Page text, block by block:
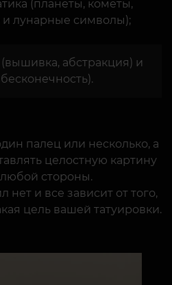
(планеты, кометы,
и лунарные символы);
абстракция) и
палец или несколько, а
целостную картину
любой стороны.
и все зависит от того,
цель вашей татуировки.